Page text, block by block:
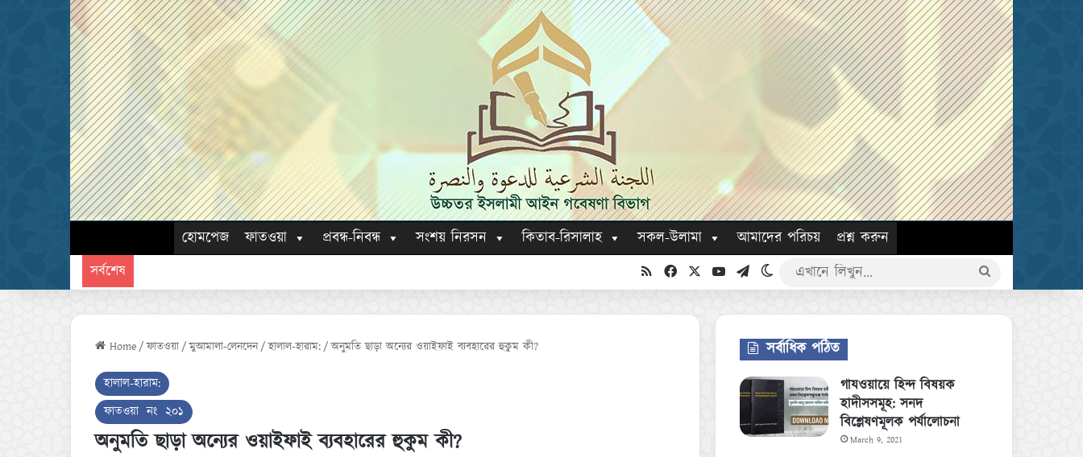
হোমপেজ ফাতওয়া প্রবন্ধ-নিবন্ধ সংশয় নিরসন কিতাব-রিসালাহ সকল-উলামা আমাদের পরিচয় প্রশ্ন করুন
সর্বশেষ RSS Facebook YouTubeTelegramSwitch skin
Home/ ফাতওয়া/ মুআমালা-লেনদেন/ হালাল-হারাম:/ অনুমতি ছাড়া অন্যের ওয়াইফাই ব্যবহারের হুকুম কী?
হালাল-হারাম:
ফাতওয়া নং ২০১
অনুমতি ছাড়া অন্যের ওয়াইফাই ব্যবহারের হুকুম কী?
সর্বাধিক পঠিত
গাযওয়ায়ে হিন্দ বিষয়ক
হাদীসসমূহ: সনদ
বিশ্লেষণমূলক পর্যালোচনা
March 9, 2021